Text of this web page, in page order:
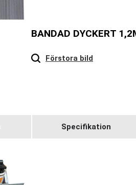
BANDAD DYCKERT
Förstora bild
Hover
Specifikation